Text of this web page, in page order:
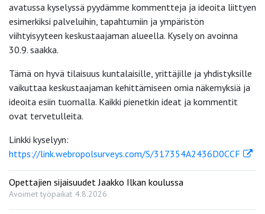
avatussa kyselyssä pyydämme kommentteja ja ideoita liittyen
esimerkiksi palveluihin, tapahtumiin ja ympäristön
viihtyisyyteen keskustaajaman alueella. Kysely on avoinna
30.9. saakka.
Tämä on hyvä tilaisuus kuntalaisille, yrittäjille ja yhdistyksille
vaikuttaa keskustaajaman kehittämiseen omia näkemyksiä ja
ideoita esiin tuomalla. Kaikki pienetkin ideat ja kommentit
ovat tervetulleita.
Linkki kyselyyn:
https://link.webropolsurveys.com/S/317354A2436D0CCF
Opettajien sijaisuudet Jaakko Ilkan koulussa
Avoimet työpaikat 4.8.2026